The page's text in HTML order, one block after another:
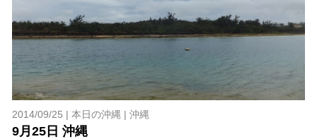
2014/09/25 | 本日の沖縄 | 沖縄
9月25日 沖縄